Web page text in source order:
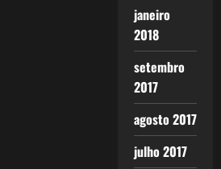
janeiro
2018
setembro
2017
agosto 2017
julho 2017